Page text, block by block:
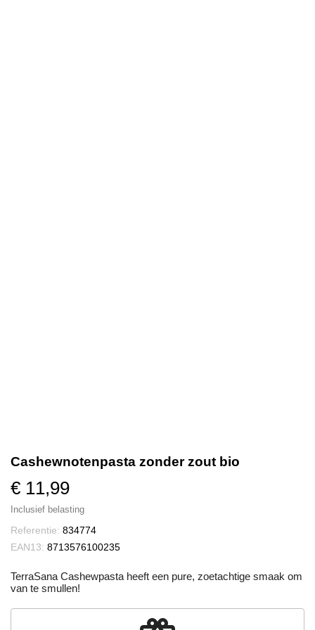
Cashewnotenpasta zonder zout bio
€ 11,99
Inclusief belasting
Referentie: 834774
EAN13: 8713576100235
TerraSana Cashewpasta heeft een pure, zoetachtige smaak om
van te smullen!